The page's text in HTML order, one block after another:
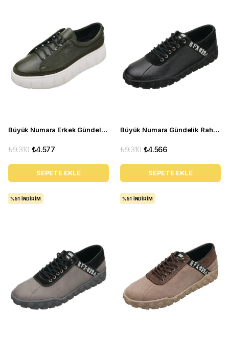
Büyük Numara Erkek Gündelik Spor Ayakkabı - CK03 Haki
₺4.577
₺9.310
SEPETE EKLE
Büyük Numara Gündelik Rahat Erkek Spor Ayakkabı - YMR141 Siyah
₺4.566
₺9.310
SEPETE EKLE
%51 İNDIRIM %51 İNDIRIM